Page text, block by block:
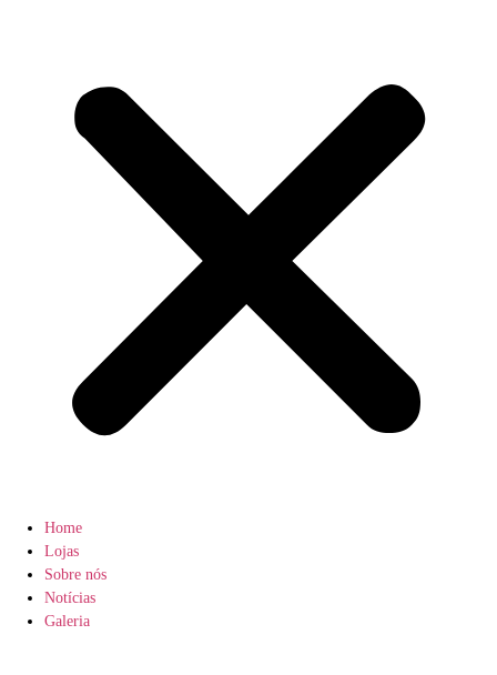
Home
Lojas
Sobre nós
Notícias
Galeria